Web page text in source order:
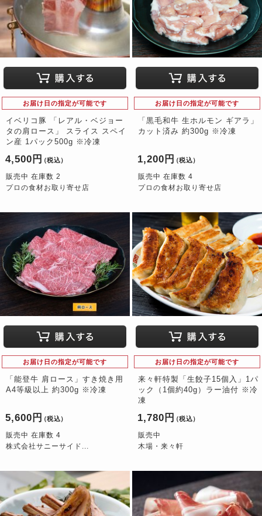
お届け日の指定が可能です
イベリコ豚 「レアル・ベジョー
タの肩ロース」 スライス スペイ
ン産 1パック500g ※冷凍
4,500円 （税込）
販売中 在庫数 2
プロの食材お取り寄せ店
お届け日の指定が可能です
「黒毛和牛 生ホルモン ギアラ」
カット済み 約300g ※冷凍
1,200円 （税込）
販売中 在庫数 4
プロの食材お取り寄せ店
お届け日の指定が可能です
「能登牛 肩ロース」すき焼き用
A4等級以上 約300g ※冷凍
5,600円 （税込）
販売中 在庫数 4
株式会社サニーサイド...
お届け日の指定が可能です
来々軒特製「生餃子15個入」1パ
ック（1個約40g）ラー油付 ※冷
凍
1,780円 （税込）
販売中
木場・来々軒